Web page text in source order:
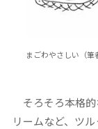
まごわやさしい（筆
そろそろ本格的
リームなど、ツ